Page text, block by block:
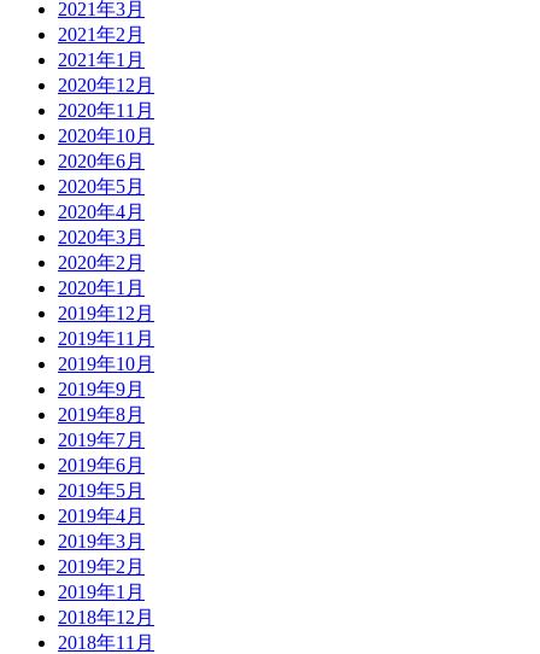
2021年3月
2021年2月
2021年1月
2020年12月
2020年11月
2020年10月
2020年6月
2020年5月
2020年4月
2020年3月
2020年2月
2020年1月
2019年12月
2019年11月
2019年10月
2019年9月
2019年8月
2019年7月
2019年6月
2019年5月
2019年4月
2019年3月
2019年2月
2019年1月
2018年12月
2018年11月